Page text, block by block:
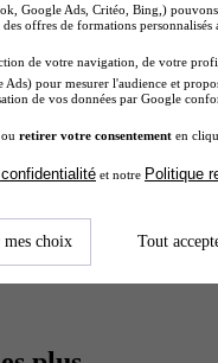
Google Ads, Critéo, Bing,)
offres de formations
de votre navigation, de votre
pour mesurer l'audience et
de vos données par Google
ou retirer votre consentement en
et notre Politique
mes choix Tout